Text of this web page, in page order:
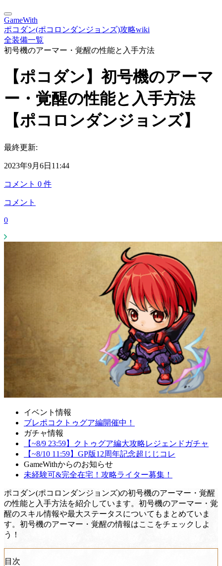
GameWith
ポコダン(ポコロンダンジョンズ)攻略wiki
全装備一覧
初号機のアーマー・覚醒の性能と入手方法
【ポコダン】初号機のアーマ
ー・覚醒の性能と入手方法
【ポコロンダンジョンズ】
最終更新:
2023年9月6日11:44
コメント 0 件
コメント
0
イベント情報
ブレポコクトゥグア編開催中！
ガチャ情報
【~8/9 23:59】クトゥグア編大攻略レジェンドガチャ
【~8/10 11:59】GP版12周年記念超じじコレ
GameWithからのお知らせ
未経験可&完全在宅！攻略ライター募集！
ポコダン(ポコロンダンジョンズ)の初号機のアーマー・覚醒
の性能と入手方法を紹介しています。初号機のアーマー・覚
醒のスキル情報や最大ステータスについてもまとめていま
す。初号機のアーマー・覚醒の情報はここをチェックしよ
う！
目次